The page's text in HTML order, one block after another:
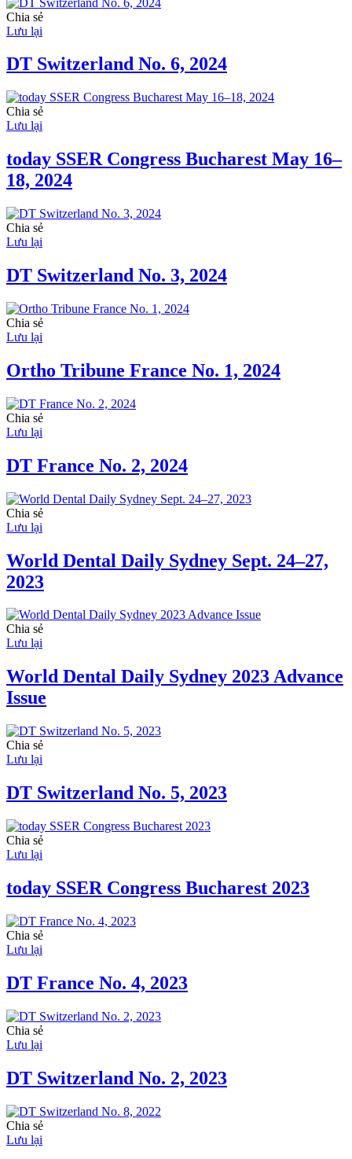
Chia sẻ
Lưu lại
DT Switzerland No. 6, 2024
Chia sẻ
Lưu lại
today SSER Congress Bucharest May 16–
18, 2024
Chia sẻ
Lưu lại
DT Switzerland No. 3, 2024
Chia sẻ
Lưu lại
Ortho Tribune France No. 1, 2024
Chia sẻ
Lưu lại
DT France No. 2, 2024
Chia sẻ
Lưu lại
World Dental Daily Sydney Sept. 24–27,
2023
Chia sẻ
Lưu lại
World Dental Daily Sydney 2023 Advance
Issue
Chia sẻ
Lưu lại
DT Switzerland No. 5, 2023
Chia sẻ
Lưu lại
today SSER Congress Bucharest 2023
Chia sẻ
Lưu lại
DT France No. 4, 2023
Chia sẻ
Lưu lại
DT Switzerland No. 2, 2023
Chia sẻ
Lưu lại